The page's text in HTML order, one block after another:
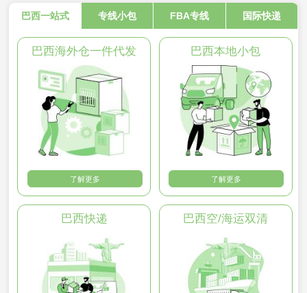
巴西一站式 专线小包 FBA专线 国际快递
巴西海外仓一件代发
了解更多
巴西本地小包
了解更多
巴西快递 巴西空/海运双清